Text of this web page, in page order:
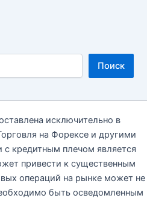
Поиск
исключительно в
на Форексе и другими
кредитным плечом является
привести к существенным
операций на рынке может не
быть осведомленным